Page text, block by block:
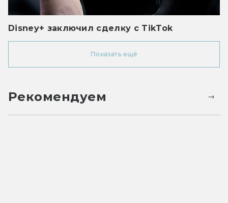
Disney+ заключил сделку с TikTok
Показать ещё
Рекомендуем